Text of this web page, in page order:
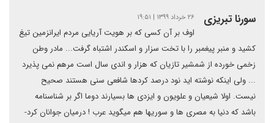
سورنا تبریزی ۲۶ خرداد ۱۳۹۹ | ۱۹:۵۱
اوف بر آن کسی که بر هویت آریایی مردم ایرانزمین تیغ
کشید و منبر پیغمبر را با تخت سزار و اسکندر اشتباه گرفت... مادر وطن
زخمی خورده از شمشیر تازیان که هزار و اندی سال است مرهم نمی پذیرد
... ولی اینکه نوشته اید نود درصد کردها شافعی سنی هستند صحیح
نیست. اولا شیعیان و علویون و ایزدی ها بسیارند دوما اگر بر شناسنامه
باشد که دنیا به مصری ها و سوریها هم میگوید عرب ! درمیان جوانان کرد-